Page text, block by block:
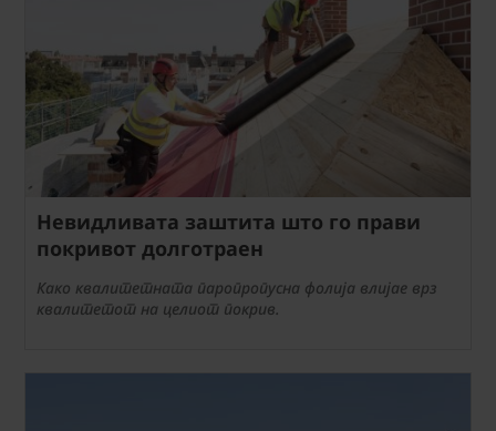
Невидливата заштита што го прави
покривот долготраен
Како квалитетната паропропусна фолија влијае врз
квалитетот на целиот покрив.